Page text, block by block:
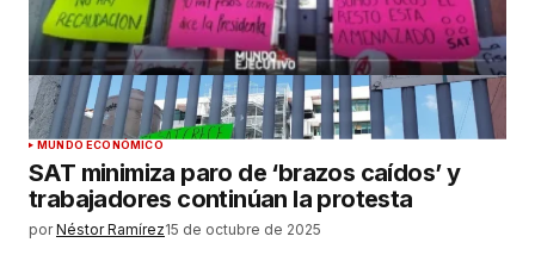
MUNDO ECONÓMICO
SAT minimiza paro de ‘brazos caídos’ y
trabajadores continúan la protesta
por Néstor Ramírez15 de octubre de 2025